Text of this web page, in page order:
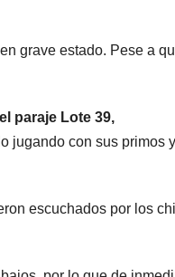
grave estado. Pese a
paraje Lote 39,
jugando con sus primos y
escuchados por los